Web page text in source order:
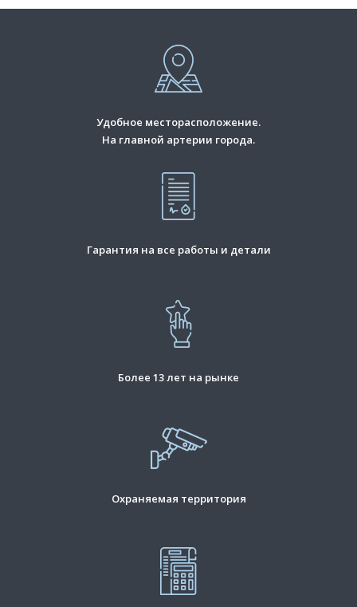
Удобное месторасположение.
На главной артерии города.
Гарантия на все работы и детали
Более 13 лет на рынке
Охраняемая территория